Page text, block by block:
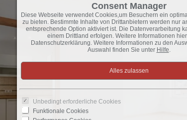
Consent Manager
Diese Webseite verwendet Cookies,um Besuchern ein
zu bieten. Bestimmte Inhalte von Drittanbietern werden nur
entsprechende Option aktiviert ist. Die Datenverarbeitung
einem Drittland erfolgen. Weitere Informationen
Datenschutzerklärung. Weitere Informationen zu den
Auswahl finden Sie unter Hilfe.
Unbedingt erforderliche Cookies
Funktionale Cookies